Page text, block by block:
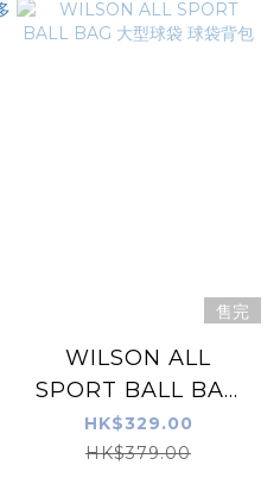
售完
WILSON ALL
SPORT BALL BAG
大型球袋 球袋背包
HK$329.00
HK$379.00